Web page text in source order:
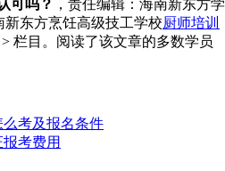
可吗？ ，责任编辑：海南新东方学
新东方烹饪高级技工学校厨师培训
> 栏目。阅读了该文章的多数学员
考及报名条件
考费用